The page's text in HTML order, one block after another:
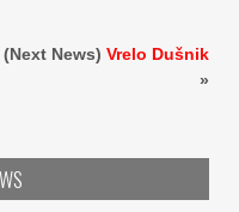
(Next News) Vrelo Dušnik
»